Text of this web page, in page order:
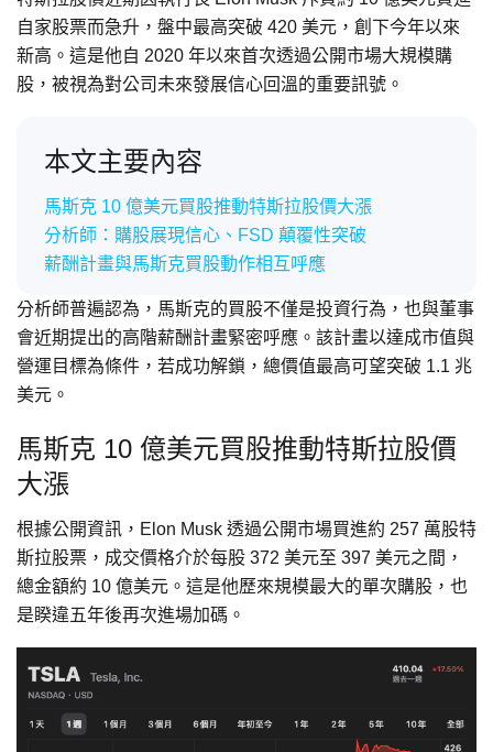
自家股票而急升，盤中最高突破 420 美元，創下今年以來
新高。這是他自 2020 年以來首次透過公開市場大規模購
股，被視為對公司未來發展信心回溫的重要訊號。
本文主要內容
馬斯克 10 億美元買股推動特斯拉股價大漲
分析師：購股展現信心、FSD 顛覆性突破
薪酬計畫與馬斯克買股動作相互呼應
分析師普遍認為，馬斯克的買股不僅是投資行為，也與董事
會近期提出的高階薪酬計畫緊密呼應。該計畫以達成市值與
營運目標為條件，若成功解鎖，總價值最高可望突破 1.1 兆
美元。
馬斯克 10 億美元買股推動特斯拉股價
大漲
根據公開資訊，Elon Musk 透過公開市場買進約 257 萬股特
斯拉股票，成交價格介於每股 372 美元至 397 美元之間，
總金額約 10 億美元。這是他歷來規模最大的單次購股，也
是睽違五年後再次進場加碼。